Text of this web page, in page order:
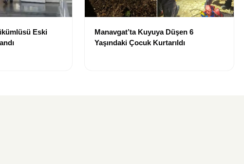
Eski
Manavgat’ta Kuyuya Düşen 6
Yaşındaki Çocuk Kurtarıldı